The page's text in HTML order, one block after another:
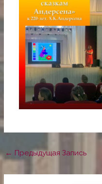
← Предыдущая Запись